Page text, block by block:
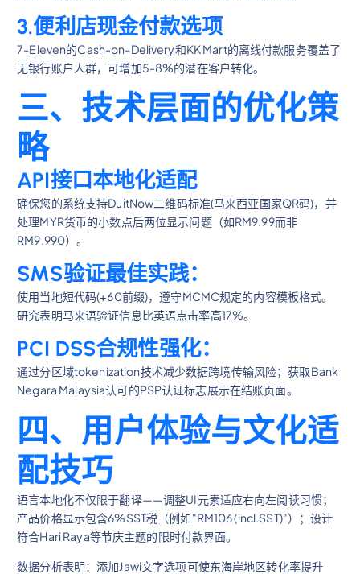
3.便利店现金付款选项
7-Eleven的Cash-on-Delivery和KK Mart的离线付款服务覆盖了
无银行账户人群，可增加5-8%的潜在客户转化。
三、技术层面的优化策
略
API接口本地化适配
确保您的系统支持DuitNow二维码标准(马来西亚国家QR码)，并
处理MYR货币的小数点后两位显示问题（如RM9.99而非
RM9.990）。
SMS验证最佳实践：
使用当地短代码(+60前缀)，遵守MCMC规定的内容模板格式。
研究表明马来语验证信息比英语点击率高17%。
PCI DSS合规性强化：
通过分区域tokenization技术减少数据跨境传输风险；获取Bank
Negara Malaysia认可的PSP认证标志展示在结账页面。
四、用户体验与文化适
配技巧
语言本地化不仅限于翻译——调整UI元素适应右向左阅读习惯；
产品价格显示包含6%SST税（例如"RM106 (incl.SST)"）；设计
符合Hari Raya等节庆主题的限时付款界面。
数据分析表明：添加Jawi文字选项可使东海岸地区转化率提升